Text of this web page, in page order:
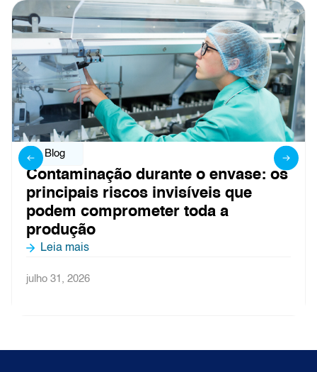
Blog
Contaminação durante o envase: os
principais riscos invisíveis que
podem comprometer toda a
produção
Leia mais
julho 31, 2026